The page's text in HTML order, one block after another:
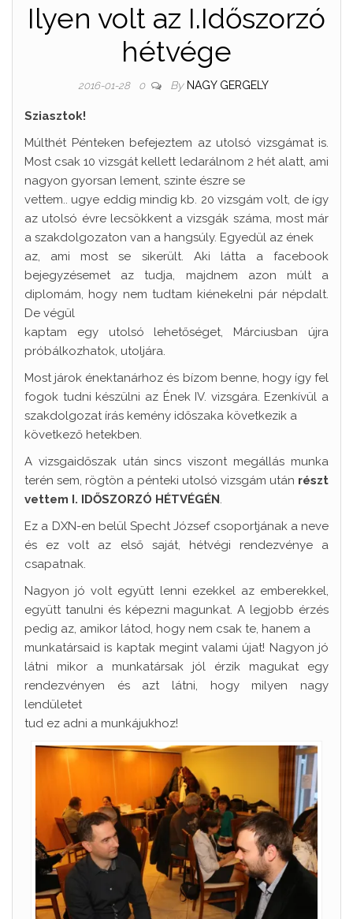
Ilyen volt az I.Időszorzó
hétvége
2016-01-28 0 By NAGY GERGELY
Sziasztok!
Múlthét Pénteken befejeztem az utolsó vizsgámat is.
Most csak 10 vizsgát kellett ledarálnom 2 hét alatt, ami
nagyon gyorsan lement, szinte észre se
vettem.. ugye eddig mindig kb. 20 vizsgám volt, de így
az utolsó évre lecsökkent a vizsgák száma, most már
a szakdolgozaton van a hangsúly. Egyedül az ének
az, ami most se sikerült. Aki látta a facebook
bejegyzésemet az tudja, majdnem azon múlt a
diplomám, hogy nem tudtam kiénekelni pár népdalt.
De végül
kaptam egy utolsó lehetőséget, Márciusban újra
próbálkozhatok, utoljára.
Most járok énektanárhoz és bízom benne, hogy így fel
fogok tudni készülni az Ének IV. vizsgára. Ezenkívül a
szakdolgozat írás kemény időszaka következik a
következő hetekben.
A vizsgaidőszak után sincs viszont megállás munka
terén sem, rögtön a pénteki utolsó vizsgám után részt
vettem I. IDŐSZORZÓ HÉTVÉGÉN.
Ez a DXN-en belül Specht József csoportjának a neve
és ez volt az első saját, hétvégi rendezvénye a
csapatnak.
Nagyon jó volt együtt lenni ezekkel az emberekkel,
együtt tanulni és képezni magunkat. A legjobb érzés
pedig az, amikor látod, hogy nem csak te, hanem a
munkatársaid is kaptak megint valami újat! Nagyon jó
látni mikor a munkatársak jól érzik magukat egy
rendezvényen és azt látni, hogy milyen nagy
lendületet
tud ez adni a munkájukhoz!